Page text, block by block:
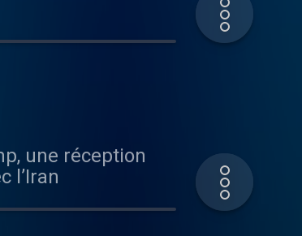
une réception
l’Iran